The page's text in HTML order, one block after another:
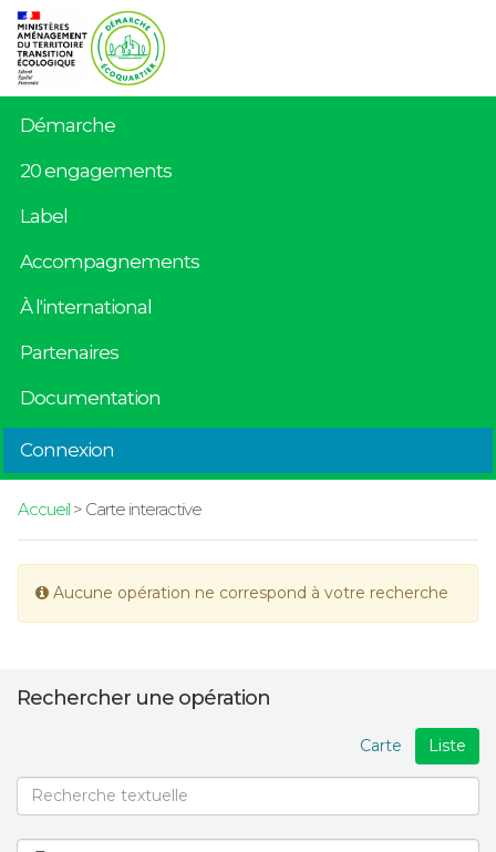
Démarche
20 engagements
Label
Accompagnements
À l'international
Partenaires
Documentation
Connexion
Accueil> Carte interactive
Aucune opération ne correspond à votre recherche
Rechercher une opération
Liste
Carte